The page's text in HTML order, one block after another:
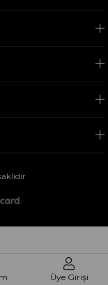
Üye Girişi